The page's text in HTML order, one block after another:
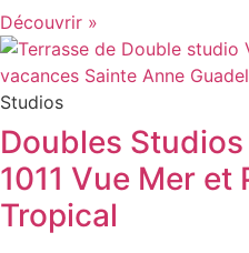
Découvrir »
Studios
Doubles
1011 Vue Mer et
Tropical